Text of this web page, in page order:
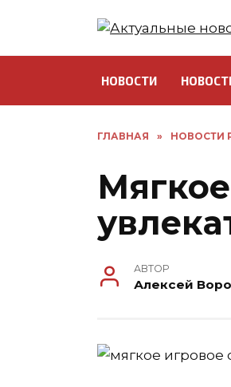
НОВОСТИ
ГЛАВНАЯ » НОВОСТИ
АВТОР
Алексей